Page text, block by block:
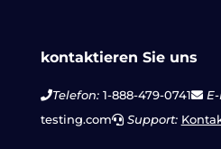
kontaktieren Sie uns
Telefon:1-888-479-0741 E-
testing.com
Support: